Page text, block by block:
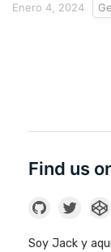
Enero 4, 2024
Find us
Soy Jack y